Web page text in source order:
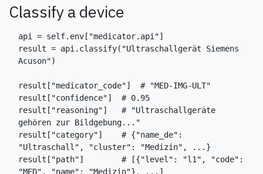
Classify a device
api = self.env[ "medicator.api"]
result = api.classify( "Ultraschallgerät Siemens
Acuson")
result[ "medicator_code"] # "MED-IMG-ULT"
result[ "confidence"] # 0.95
result[ "reasoning"] # "Ultraschallgeräte
gehören zur Bildgebung..."
result[ "category"] # {"name_de":
"Ultraschall", "cluster": "Medizin", ...}
result[ "path"] # [{"level": "l1", "code":
"MED", "name": "Medizin"}, ...]